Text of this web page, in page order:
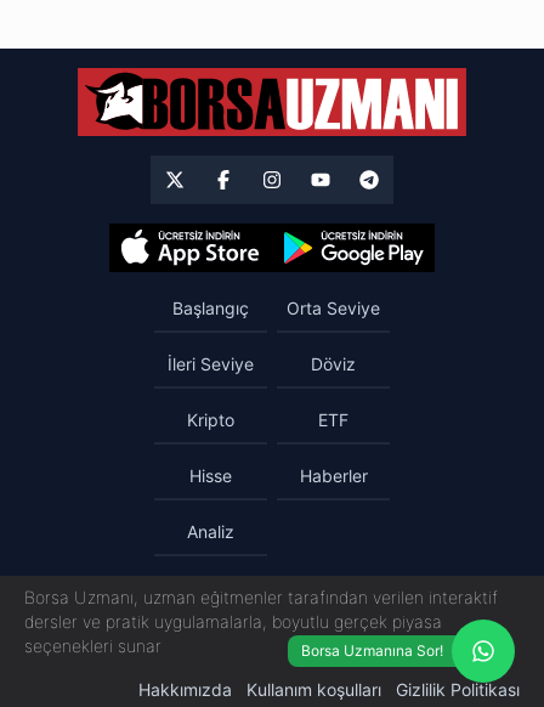
Başlangıç Orta Seviye
İleri Seviye Döviz
Kripto ETF
Hisse Haberler
Analiz
Borsa Uzmanı, uzman eğitmenler tarafından verilen interaktif
dersler ve pratik uygulamalarla, boyutlu gerçek piyasa
seçenekleri sunar
Hakkımızda Kullanım koşulları Gizlilik Politikası
Borsa Uzmanına Sor!